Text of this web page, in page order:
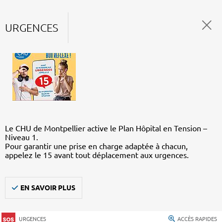
URGENCES
Le CHU de Montpellier active le Plan Hôpital en Tension –
Niveau 1.
Pour garantir une prise en charge adaptée à chacun,
appelez le 15 avant tout déplacement aux urgences.
EN SAVOIR PLUS
URGENCES ACCÈS RAPIDES